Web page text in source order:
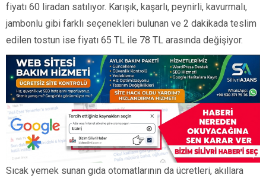
fiyatı 60 liradan satılıyor. Karışık, kaşarlı, peynirli, kavurmalı,
jambonlu gibi farklı seçenekleri bulunan ve 2 dakikada teslim
edilen tostun ise fiyatı 65 TL ile 78 TL arasında değişiyor.
Sıcak yemek sunan gıda otomatlarının da ücretleri, akıllara